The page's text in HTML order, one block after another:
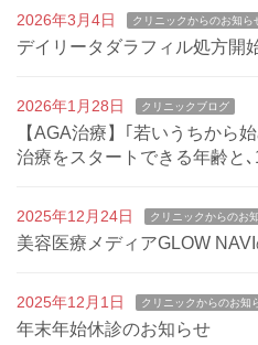
2026年3月4日 クリニックからのお知ら
デイリータダラフィル処方開
2026年1月28日 クリニックブログ
【AGA治療】｢若いうちから
治療をスタートできる年齢と
2025年12月24日 クリニックからのお
美容医療メディアGLOW
2025年12月1日 クリニックからのお知
年末年始休診のお知らせ